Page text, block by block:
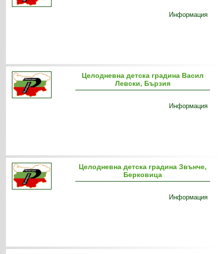
Информация
Целодневна детска градина Васил
Левски, Бързия
Информация
Целодневна детска градина Звънче,
Берковица
Информация